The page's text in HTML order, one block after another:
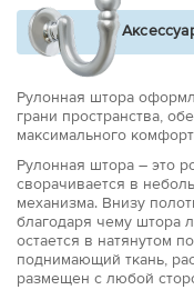
Рулонная штора
грани пространства,
максимального
Рулонная штора – это
сворачивается в
механизма. Внизу
благодаря чему штора
остается в натянутом
поднимающий ткань,
размещен с любой